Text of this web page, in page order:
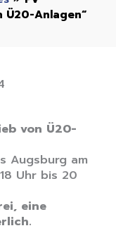
Anlagen“
von Ü20-
Augsburg am
Uhr bis 20
eine